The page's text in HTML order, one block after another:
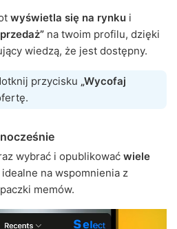
wyświetla się na rynku i
na twoim profilu, dzięki
wiedzą, że jest dostępny.
przycisku „Wycofaj
wybrać i opublikować wiele
idealne na wspomnienia z
memów.